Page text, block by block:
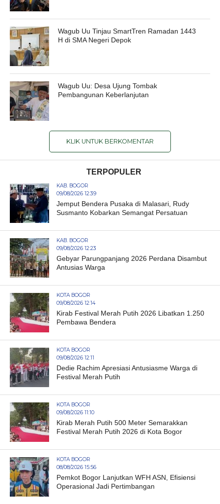
Wagub Uu Tinjau SmartTren Ramadan 1443
H di SMA Negeri Depok
Wagub Uu: Desa Ujung Tombak
Pembangunan Keberlanjutan
KLIK UNTUK BERKOMENTAR
TERPOPULER
KAB. BOGOR
09/08/2026 12:39
Jemput Bendera Pusaka di Malasari, Rudy
Susmanto Kobarkan Semangat Persatuan
KAB. BOGOR
09/08/2026 12:23
Gebyar Parungpanjang 2026 Perdana Disambut
Antusias Warga
KOTA BOGOR
09/08/2026 12:14
Kirab Festival Merah Putih 2026 Libatkan 1.250
Pembawa Bendera
KOTA BOGOR
09/08/2026 12:11
Dedie Rachim Apresiasi Antusiasme Warga di
Festival Merah Putih
KOTA BOGOR
09/08/2026 11:10
Kirab Merah Putih 500 Meter Semarakkan
Festival Merah Putih 2026 di Kota Bogor
KOTA BOGOR
08/08/2026 15:56
Pemkot Bogor Lanjutkan WFH ASN, Efisiensi
Operasional Jadi Pertimbangan